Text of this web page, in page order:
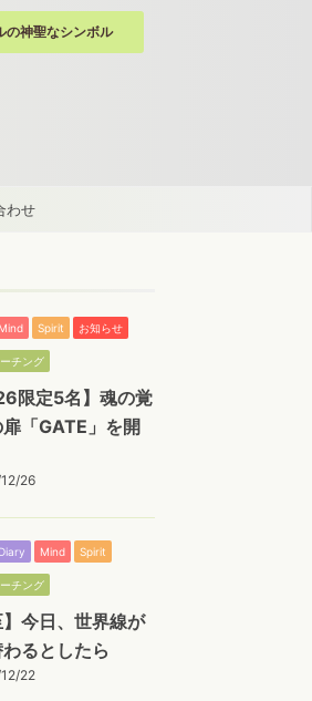
の神聖なシンボル
わせ
Mind Spirit お知らせ
チング
限定5名】魂の覚
「GATE」を開
26
Diary Mind Spirit
チング
】今日、世界線が
るとしたら
22